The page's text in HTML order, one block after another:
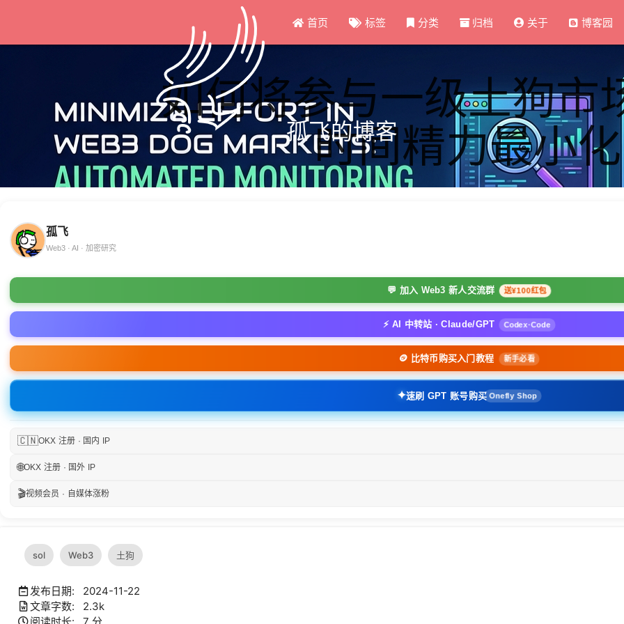
孤飞的博客
首页 标签 分类 归档 关于 博客园
如何将参与一级土狗市
时间精力最小化
孤飞
Web3 · AI · 加密研究
💬 加入 Web3 新人交流群 送¥100红包
⚡ AI 中转站 · Claude/GPT Codex·Code
🪙 比特币购买入门教程 新手必看
✦速刷 GPT 账号购买 Onefly Shop
🇨🇳OKX 注册 · 国内 IP
🌐OKX 注册 · 国外 IP
🎬视频会员 · 自媒体涨粉
sol Web3 土狗
发布日期: 2024-11-22
文章字数: 2.3k